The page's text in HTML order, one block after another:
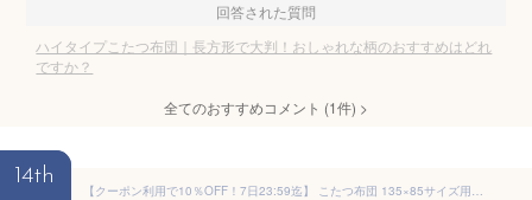
回答された質問
ハイタイプこたつ布団｜長方形で大判！おしゃれな柄のおすすめはどれ
ですか？
全てのおすすめコメント (1件) >
14th
【クーポン利用で10％OFF！7日23:59迄】 こたつ布団 135×85サイズ用 こたつ掛け布団 こたつふとん 炬燵布団 掛布団 掛けふとん あったか 新生活 冬 おしゃれ コンパクト ストライプタイプ ハイタイプこたつ 長方形 シンプル 家族